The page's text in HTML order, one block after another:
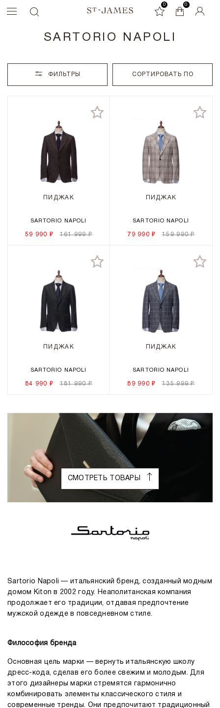
0 0
0
SARTORIO NAPOLI
ФИЛЬТРЫ СОРТИРОВАТЬ ПО
ПИДЖАК
SARTORIO NAPOLI
59 990 ₽ 161 999 ₽
ПИДЖАК
SARTORIO NAPOLI
79 990 ₽ 159 990 ₽
ПИДЖАК
SARTORIO NAPOLI
84 990 ₽ 181 990 ₽
ПИДЖАК
SARTORIO NAPOLI
89 990 ₽ 135 999 ₽
СМОТРЕТЬ ТОВАРЫ
Sartorio Napoli — итальянский бренд, созданный модным
домом Kiton в 2002 году. Неаполитанская компания
продолжает его традиции, отдавая предпочтение
мужской одежде в повседневном стиле.
Философия бренда
Основная цель марки — вернуть итальянскую школу
дресс-кода, сделав его более свежим и молодым. Для
этого дизайнеры марки стремятся гармонично
комбинировать элементы классического стиля и
современные тренды. Они предпочитают традиционный